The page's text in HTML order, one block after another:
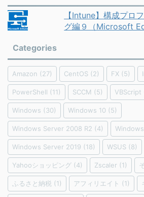
【Intune】構成プロ
グ編９（Microsoft
Categories
Amazon (27) CentOS (2) FX (5)
PowerShell (11) SCCM (5) VBScript
Windows (30) Windows 10 (5)
Windows Server 2008 R2 (4)
Windows Server 2019 (18) WSUS (8)
Yahooショッピング (4) Zscaler (1)
ふるさと納税 (1) アフィリエイト (1)